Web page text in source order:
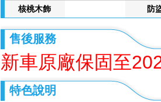
核桃木飾
防
售後服務
新車原廠保固至
特色說明